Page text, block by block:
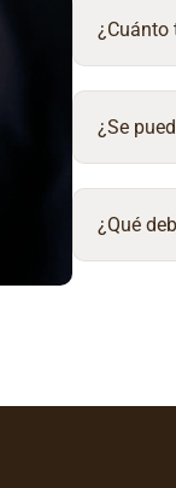
¿Cuánto
¿Se
¿Qué